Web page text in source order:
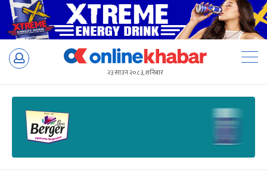
Skip
२३ साउन २०८३, शनिबार